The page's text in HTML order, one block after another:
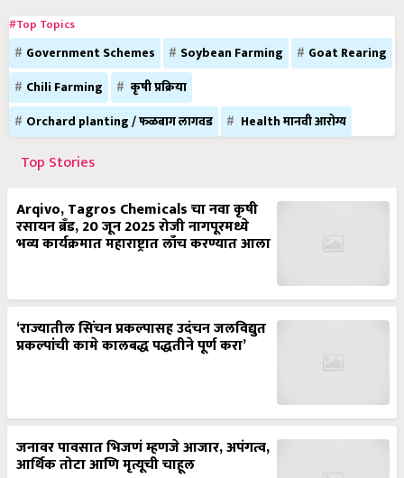
#Top Topics
Government Schemes Soybean Farming
Goat Rearing
Chili Farming
कृषी प्रक्रिया
Orchard planting / फळबाग लागवड
Health मानवी आरोग्य
Top Stories
Arqivo, Tagros Chemicals चा नवा कृषी
रसायन ब्रँड, 20 जून 2025 रोजी नागपूरमध्ये
भव्य कार्यक्रमात महाराष्ट्रात लाँच करण्यात आला
‘राज्यातील सिंचन प्रकल्पासह उदंचन जलविद्युत
प्रकल्पांची कामे कालबद्ध पद्धतीने पूर्ण करा’
जनावर पावसात भिजणं म्हणजे आजार, अपंगत्व,
आर्थिक तोटा आणि मृत्यूची चाहूल